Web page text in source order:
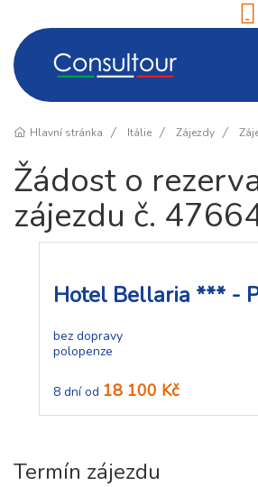
Hlavní stránka Itálie Zájezdy
Žádost o
zájezdu č.
Hotel Bellaria *** -
bez dopravy
polopenze
8 dní od 18 100 Kč
Termín zájezdu